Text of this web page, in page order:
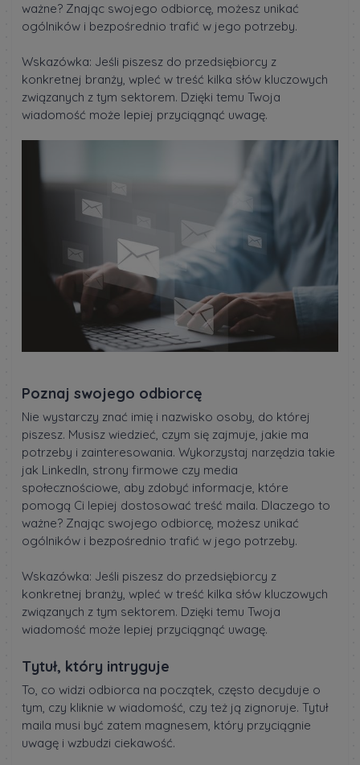
ważne? Znając swojego odbiorcę, możesz unikać
ogólników i bezpośrednio trafić w jego potrzeby.
Wskazówka: Jeśli piszesz do przedsiębiorcy z
konkretnej branży, wpleć w treść kilka słów kluczowych
związanych z tym sektorem. Dzięki temu Twoja
wiadomość może lepiej przyciągnąć uwagę.
Poznaj swojego odbiorcę
Nie wystarczy znać imię i nazwisko osoby, do której
piszesz. Musisz wiedzieć, czym się zajmuje, jakie ma
potrzeby i zainteresowania. Wykorzystaj narzędzia takie
jak LinkedIn, strony firmowe czy media
społecznościowe, aby zdobyć informacje, które
pomogą Ci lepiej dostosować treść maila. Dlaczego to
ważne? Znając swojego odbiorcę, możesz unikać
ogólników i bezpośrednio trafić w jego potrzeby.
Wskazówka: Jeśli piszesz do przedsiębiorcy z
konkretnej branży, wpleć w treść kilka słów kluczowych
związanych z tym sektorem. Dzięki temu Twoja
wiadomość może lepiej przyciągnąć uwagę.
Tytuł, który intryguje
To, co widzi odbiorca na początek, często decyduje o
tym, czy kliknie w wiadomość, czy też ją zignoruje. Tytuł
maila musi być zatem magnesem, który przyciągnie
uwagę i wzbudzi ciekawość.